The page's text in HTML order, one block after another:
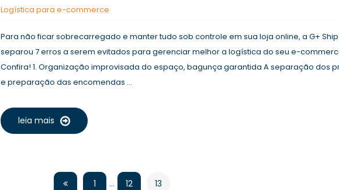
Logística para e-commerce
Para não ficar sobrecarregado e manter tudo sob controle em sua loja online, a G+ Ship
separou 7 erros a serem evitados para gerenciar melhor a logística do seu e-
Confira! 1. Organização improvisada do espaço, bagunça garantida A separação dos
e preparação das encomendas ...
leia mais
1 … 12 13